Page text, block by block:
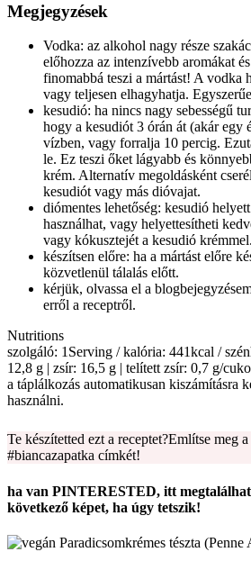
Megjegyzések
Vodka: az alkohol nagy része
előhozza az intenzívebb aromákat
finomabbá teszi a mártást! A vodka
vagy teljesen elhagyhatja.
kesudió: ha nincs nagy sebességű
hogy a kesudiót 3 órán át (akár egy
vízben, vagy forralja 10 percig.
le. Ez teszi őket lágyabb és
krém. Alternatív megoldásként
kesudiót vagy más dióvajat.
diómentes lehetőség: kesudió
használhat, vagy helyettesítheti
vagy kókusztejét a kesudió krémmel.
készítsen előre: ha a mártást előre
közvetlenül tálalás előtt.
kérjük, olvassa el a
erről a receptről.
Nutritions
szolgáló: 1Serving / kalória: 441kcal /
12,8 g | zsír: 16,5 g | telített zsír: 0,7 g/
a táplálkozás automatikusan kiszámításra
használni.
Te készítetted ezt a receptet?Említse meg
#biancazapatka címkét!
ha van PINTERESTED, itt
következő képet, ha úgy tetszik!